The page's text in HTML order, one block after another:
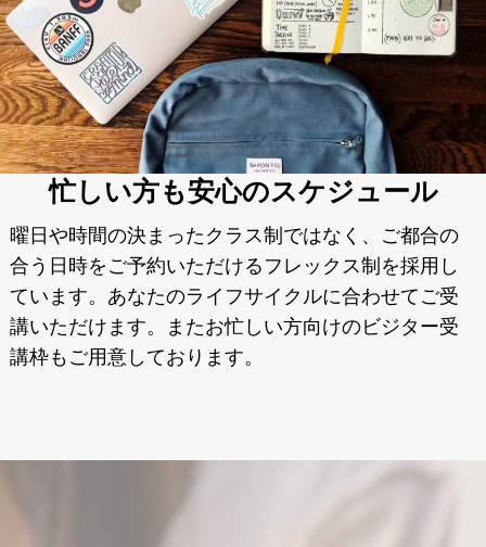
忙しい方も安心のスケジュール
曜日や時間の決まったクラス制ではなく、ご都合の
合う日時をご予約いただけるフレックス制を採用し
ています。あなたのライフサイクルに合わせてご受
講いただけます。またお忙しい方向けのビジター受
講枠もご用意しております。